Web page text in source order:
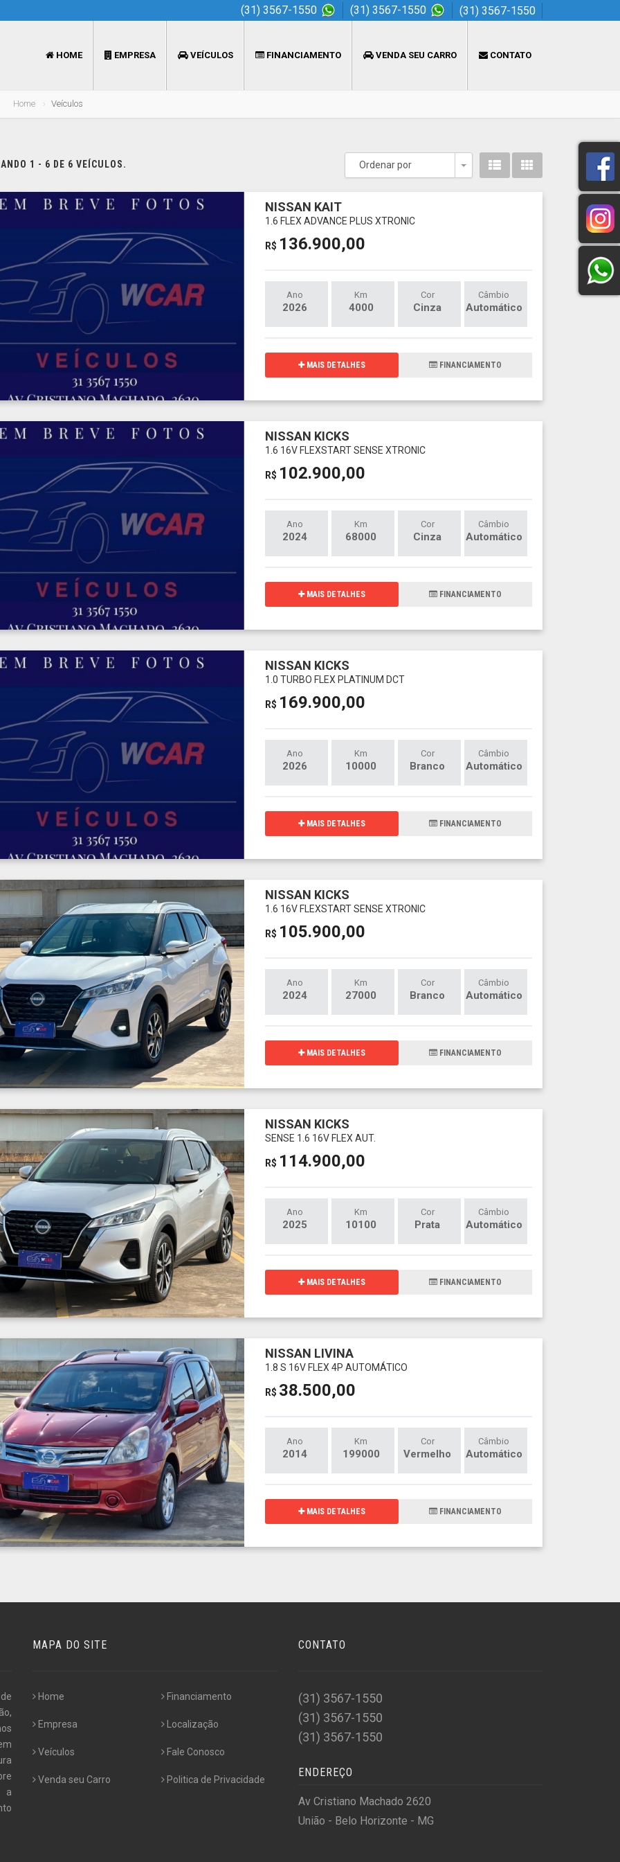
(31) 3567-1550 (31) 3567-1550 (31) 3567-1550
HOME EMPRESA VEÍCULOS FINANCIAMENTO VENDA SEU CARRO CONTATO
Home Veículos
1 - 6 DE 6 VEÍCULOS. Ordenar por
Toggle Dropdown
NISSAN KAIT
1.6 FLEX ADVANCE PLUS XTRONIC
R$ 136.900,00
Ano
2026
Km
4000
Cor
Cinza
Câmbio
Automático
MAIS DETALHES FINANCIAMENTO
NISSAN KICKS
1.6 16V FLEXSTART SENSE XTRONIC
R$ 102.900,00
Ano
2024
Km
68000
Cor
Cinza
Câmbio
Automático
MAIS DETALHES FINANCIAMENTO
NISSAN KICKS
1.0 TURBO FLEX PLATINUM DCT
R$ 169.900,00
Ano
2026
Km
10000
Cor
Branco
Câmbio
Automático
MAIS DETALHES FINANCIAMENTO
NISSAN KICKS
1.6 16V FLEXSTART SENSE XTRONIC
R$ 105.900,00
Ano
2024
Km
27000
Cor
Branco
Câmbio
Automático
MAIS DETALHES FINANCIAMENTO
NISSAN KICKS
SENSE 1.6 16V FLEX AUT.
R$ 114.900,00
Ano
2025
Km
10100
Cor
Prata
Câmbio
Automático
MAIS DETALHES FINANCIAMENTO
NISSAN LIVINA
1.8 S 16V FLEX 4P AUTOMÁTICO
R$ 38.500,00
Ano
2014
Km
199000
Cor
Vermelho
Câmbio
Automático
MAIS DETALHES FINANCIAMENTO
a
MAPA DO SITE
Home
Empresa
Veículos
Venda seu Carro
Financiamento
Localização
Fale Conosco
Politica de Privacidade
CONTATO
(31) 3567-1550
(31) 3567-1550
(31) 3567-1550
ENDEREÇO
Av Cristiano Machado 2620
União - Belo Horizonte - MG